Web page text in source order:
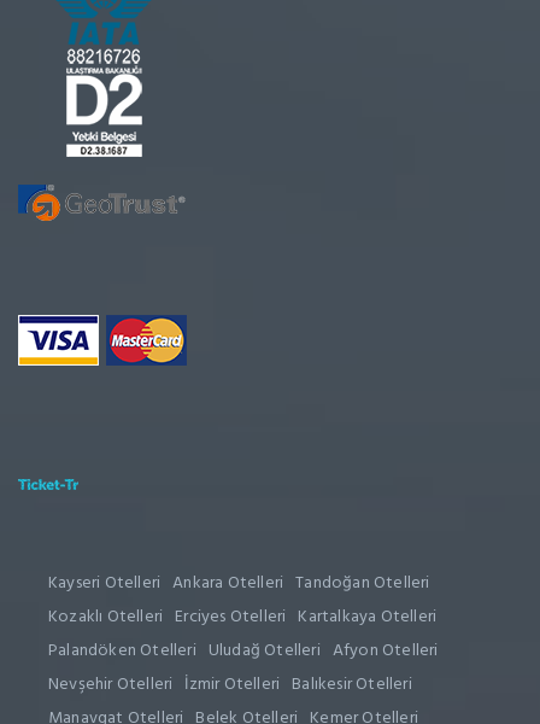
Kayseri Otelleri Ankara Otelleri Tandoğan Otelleri
Kozaklı Otelleri Erciyes Otelleri Kartalkaya Otelleri
Palandöken Otelleri Uludağ Otelleri Afyon Otelleri
Nevşehir Otelleri İzmir Otelleri Balıkesir Otelleri
Manavgat Otelleri Belek Otelleri Kemer Otelleri